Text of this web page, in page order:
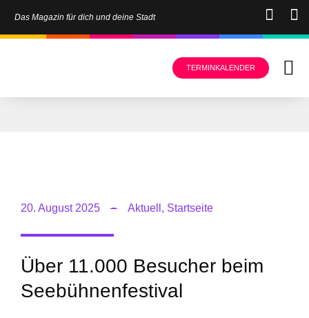
Das Magazin für dich und deine Stadt
TERMINKALENDER
20. August 2025 Aktuell , Startseite
Über 11.000 Besucher beim
Seebühnenfestival